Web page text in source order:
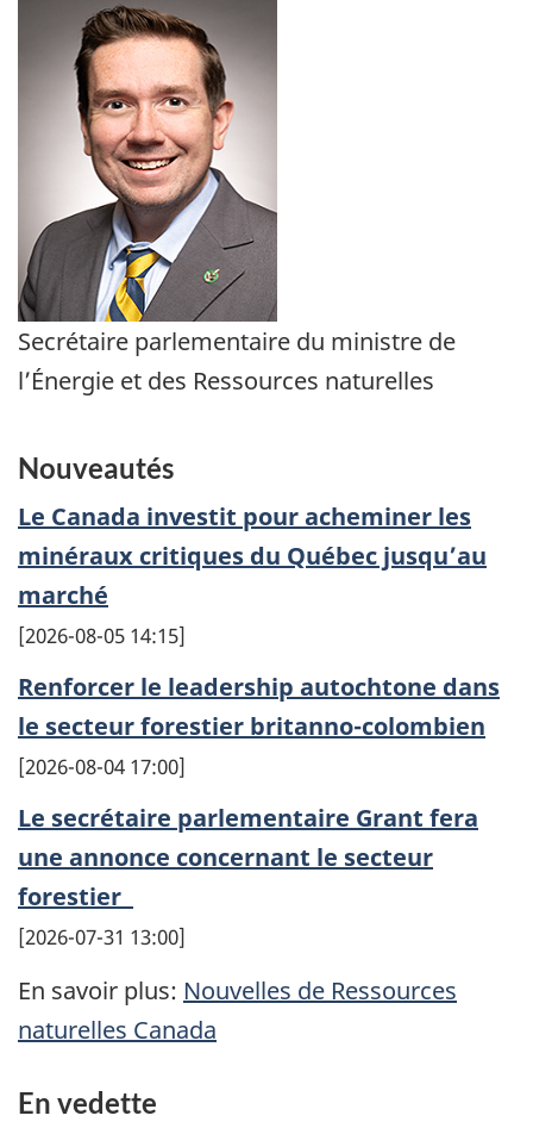
Secrétaire parlementaire du ministre de
l’Énergie et des Ressources naturelles
Nouveautés
Le Canada investit pour acheminer les
minéraux critiques du Québec jusqu’au
marché
2026-08-05 14:15
Renforcer le leadership autochtone dans
le secteur forestier britanno-colombien
2026-08-04 17:00
Le secrétaire parlementaire Grant fera
une annonce concernant le secteur
forestier
2026-07-31 13:00
En savoir plus: Nouvelles de Ressources
naturelles Canada
En vedette